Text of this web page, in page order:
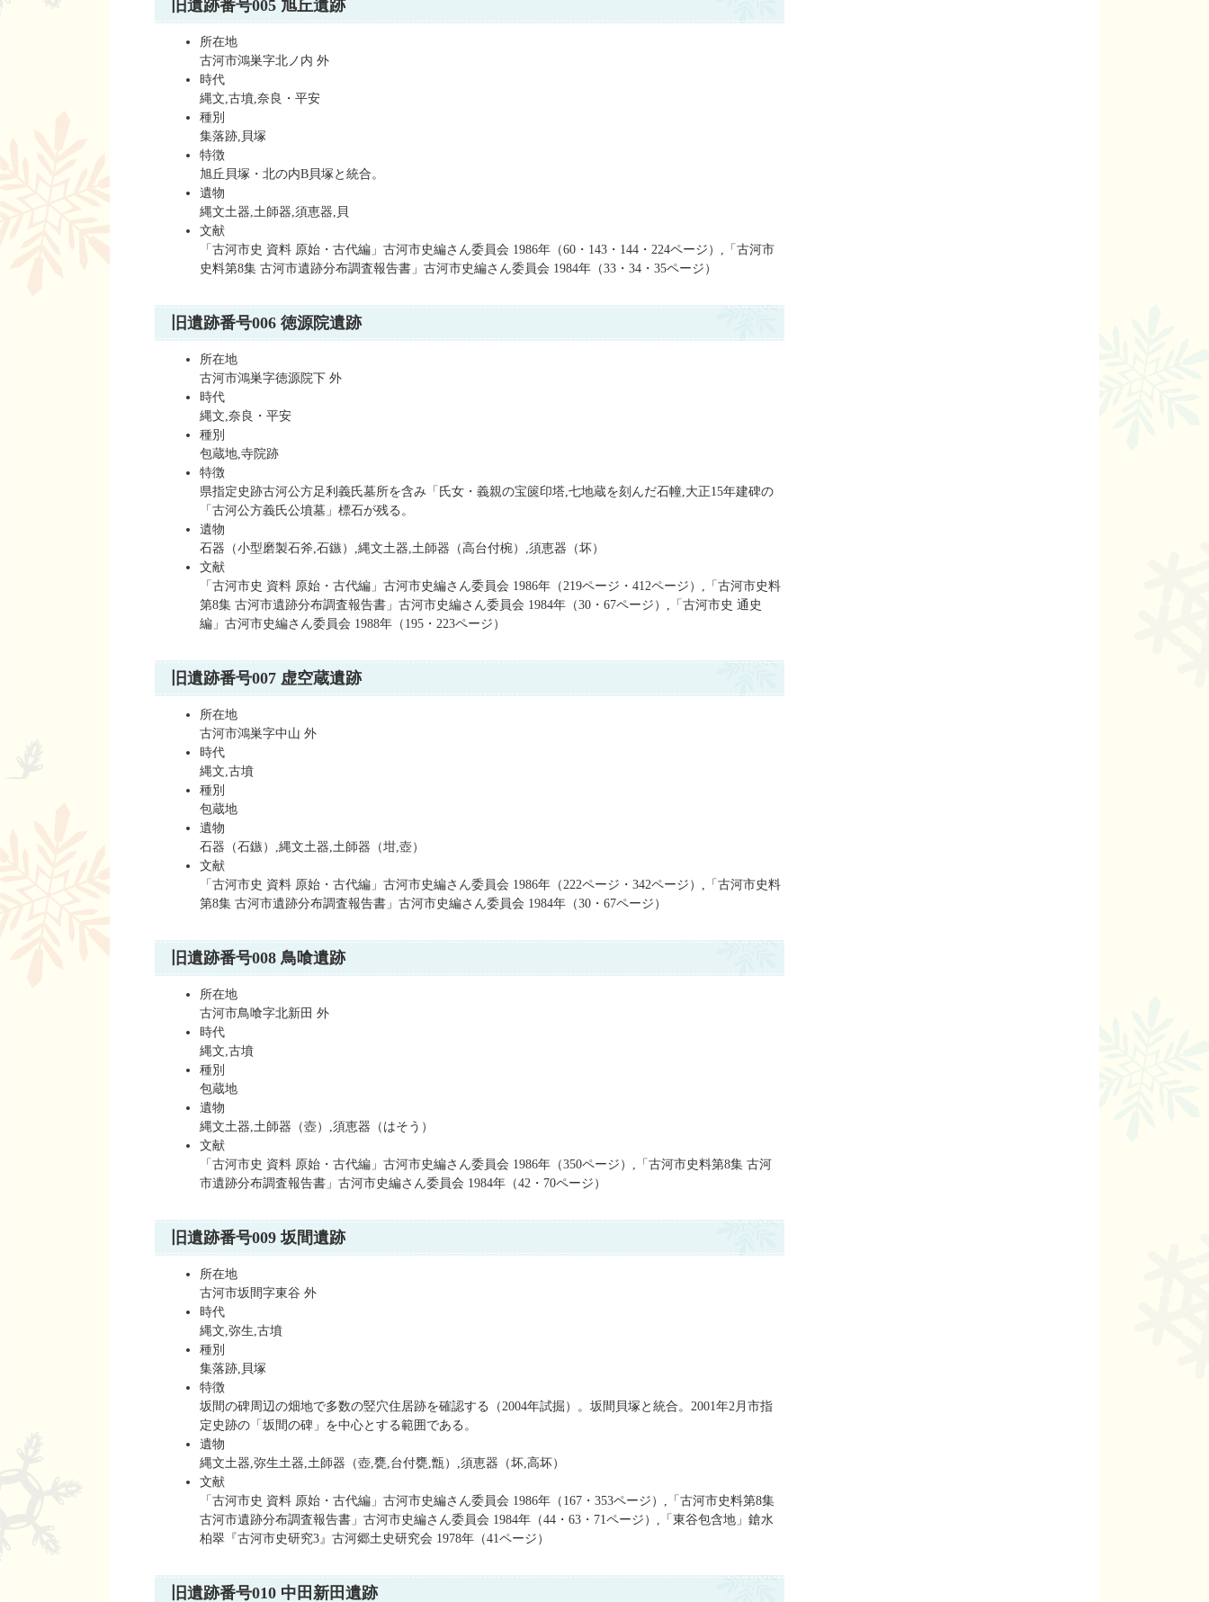
旧遺跡番号005 旭丘遺跡
所在地
古河市鴻巣字北ノ内 外
時代
縄文,古墳,奈良・平安
種別
集落跡,貝塚
特徴
旭丘貝塚・北の内B貝塚と統合。
遺物
縄文土器,土師器,須恵器,貝
文献
「古河市史 資料 原始・古代編」古河市史編さん委員会 1986年（60・143・144・224ページ）,「古河市
史料第8集 古河市遺跡分布調査報告書」古河市史編さん委員会 1984年（33・34・35ページ）
旧遺跡番号006 徳源院遺跡
所在地
古河市鴻巣字徳源院下 外
時代
縄文,奈良・平安
種別
包蔵地,寺院跡
特徴
県指定史跡古河公方足利義氏墓所を含み「氏女・義親の宝篋印塔,七地蔵を刻んだ石幢,大正15年建碑の
「古河公方義氏公墳墓」標石が残る。
遺物
石器（小型磨製石斧,石鏃）,縄文土器,土師器（高台付椀）,須恵器（坏）
文献
「古河市史 資料 原始・古代編」古河市史編さん委員会 1986年（219ページ・412ページ）,「古河市史料
第8集 古河市遺跡分布調査報告書」古河市史編さん委員会 1984年（30・67ページ）,「古河市史 通史
編」古河市史編さん委員会 1988年（195・223ページ）
旧遺跡番号007 虚空蔵遺跡
所在地
古河市鴻巣字中山 外
時代
縄文,古墳
種別
包蔵地
遺物
石器（石鏃）,縄文土器,土師器（坩,壺）
文献
「古河市史 資料 原始・古代編」古河市史編さん委員会 1986年（222ページ・342ページ）,「古河市史料
第8集 古河市遺跡分布調査報告書」古河市史編さん委員会 1984年（30・67ページ）
旧遺跡番号008 鳥喰遺跡
所在地
古河市鳥喰字北新田 外
時代
縄文,古墳
種別
包蔵地
遺物
縄文土器,土師器（壺）,須恵器（はそう）
文献
「古河市史 資料 原始・古代編」古河市史編さん委員会 1986年（350ページ）,「古河市史料第8集 古河
市遺跡分布調査報告書」古河市史編さん委員会 1984年（42・70ページ）
旧遺跡番号009 坂間遺跡
所在地
古河市坂間字東谷 外
時代
縄文,弥生,古墳
種別
集落跡,貝塚
特徴
坂間の碑周辺の畑地で多数の竪穴住居跡を確認する（2004年試掘）。坂間貝塚と統合。2001年2月市指
定史跡の「坂間の碑」を中心とする範囲である。
遺物
縄文土器,弥生土器,土師器（壺,甕,台付甕,甑）,須恵器（坏,高坏）
文献
「古河市史 資料 原始・古代編」古河市史編さん委員会 1986年（167・353ページ）,「古河市史料第8集
古河市遺跡分布調査報告書」古河市史編さん委員会 1984年（44・63・71ページ）,「東谷包含地」鎗水
柏翠『古河市史研究3』古河郷土史研究会 1978年（41ページ）
旧遺跡番号010 中田新田遺跡